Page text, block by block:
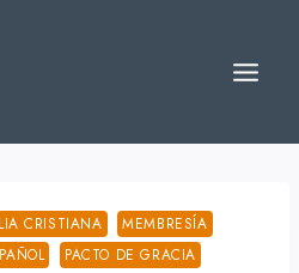
CRISTIANA
MEMBRESÍA
PACTO DE GRACIA